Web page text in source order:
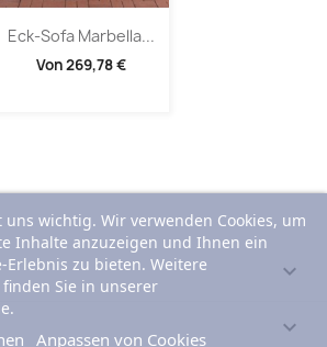
Eck-Sofa Marbella...
Von269,78 €


wichtig. Wir verwenden Cookies, um
Inhalte anzuzeigen und Ihnen ein
zu bieten. Weitere
Sie in unserer
Anpassen von Cookies